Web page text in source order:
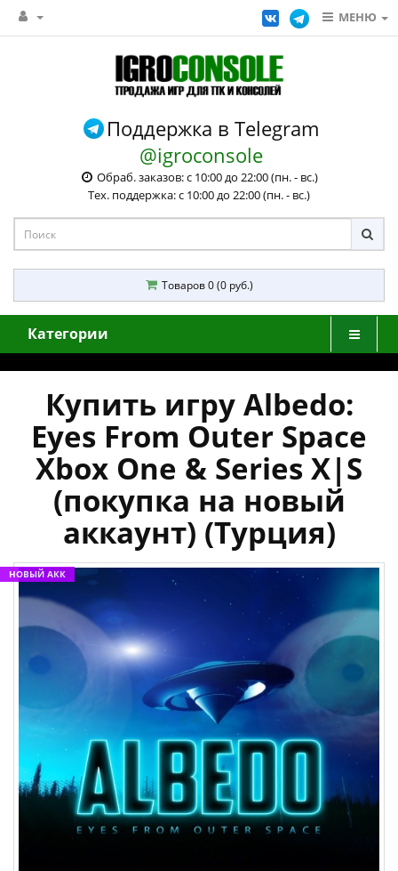
МЕНЮ
Поддержка в Telegram
@igroconsole
Обраб. заказов: с 10:00 до 22:00 (пн. - вс.)
Тех. поддержка: с 10:00 до 22:00 (пн. - вс.)
Товаров 0 (0 руб.)
Категории
Купить игру Albedo:
Eyes From Outer Space
Xbox One & Series X|S
(покупка на новый
аккаунт) (Турция)
НОВЫЙ АКК